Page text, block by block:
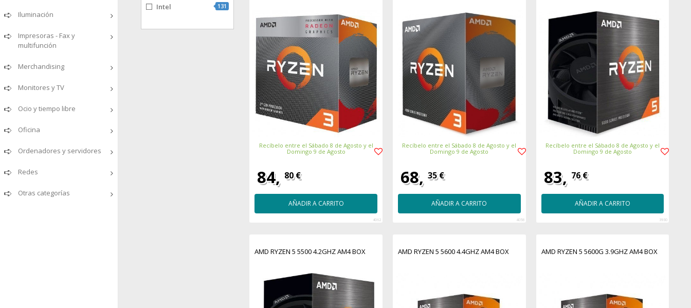
Iluminación
Impresoras - Fax y
multifunción
Merchandising
Monitores y TV
Ocio y tiempo libre
Oficina
Ordenadores y servidores
Redes
Otras categorías
Intel 131
Recíbelo entre el Sábado 8 de Agosto y el
Domingo 9 de Agosto
84, 80 €
AÑADIR A CARRITO
4062
Recíbelo entre el Sábado 8 de Agosto y el
Domingo 9 de Agosto
68, 35 €
AÑADIR A CARRITO
4058
Recíbelo entre el Sábado 8 de Agosto y el
Domingo 9 de Agosto
83, 76 €
AÑADIR A CARRITO
3930
AMD RYZEN 5 5500 4.2GHZ AM4 BOX AMD RYZEN 5 5600 4.4GHZ AM4 BOX AMD RYZEN 5 5600G 3.9GHZ AM4 BOX